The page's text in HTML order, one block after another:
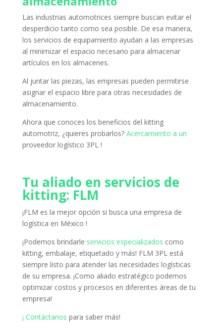
Las industrias automotrices siempre buscan evitar el
desperdicio tanto como sea posible. De esa manera,
los servicios de equipamiento ayudan a las empresas
al minimizar el espacio necesario para almacenar
artículos en los almacenes.
Al juntar las piezas, las empresas pueden permitirse
asignar el espacio libre para otras necesidades de
almacenamiento.
Ahora que conoces los beneficios del kitting
automotriz, ¿quieres probarlos? Acercamiento a un
proveedor logístico 3PL !
Tu aliado en servicios de
kitting: FLM
¡FLM es la mejor opción si busca una empresa de
logística en México !
¡Podemos brindarle servicios especializados como
kitting, embalaje, etiquetado y más! FLM 3PL está
siempre listo para atender las necesidades logísticas
de su empresa. ¡Como aliado estratégico podemos
optimizar costos y procesos en diferentes áreas de tu
empresa!
¡ Contáctanos para saber más!